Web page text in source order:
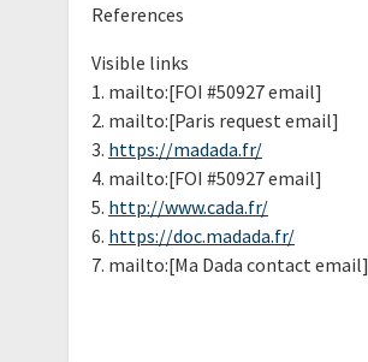
References
Visible links
1. mailto:[FOI #50927 email]
2. mailto:[Paris request email]
3. https://madada.fr/
4. mailto:[FOI #50927 email]
5. http://www.cada.fr/
6. https://doc.madada.fr/
7. mailto:[Ma Dada contact email]